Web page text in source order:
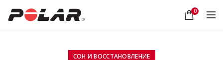
0
СОН И ВОССТАНОВЛЕНИЕ